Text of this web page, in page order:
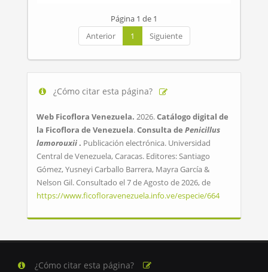
Página 1 de 1
Anterior
1 Siguiente
¿Cómo citar esta página?
Web Ficoflora Venezuela. 2026.Catálogo digital de
la Ficoflora de Venezuela.Consulta de Penicillus
lamorouxii . Publicación electrónica. Universidad
Central de Venezuela, Caracas. Editores: Santiago
Gómez, Yusneyi Carballo Barrera, Mayra García &
Nelson Gil. Consultado el 7 de Agosto de 2026, de
https://www.ficofloravenezuela.info.ve/especie/664
¿Cómo citar esta página?